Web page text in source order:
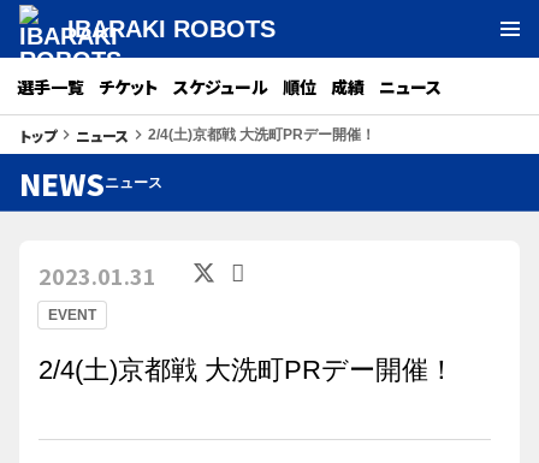
IBARAKI ROBOTS
選手一覧 チケット スケジュール 順位 成績 ニュース
トップkeyboard_arrow_right ニュース keyboard_arrow_right 2/4(土)京都戦 大洗町PRデー開催！
NEWSニュース
EVENT
2023.01.31
2/4(土)京都戦 大洗町PRデー開催！